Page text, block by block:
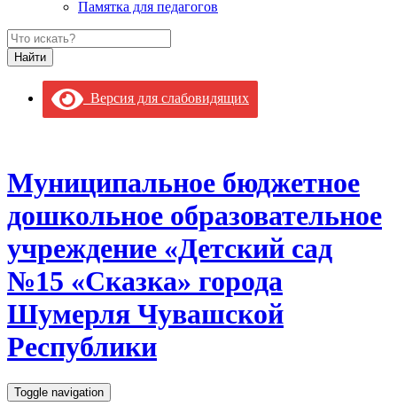
Памятка для педагогов
Версия для слабовидящих
Муниципальное бюджетное
дошкольное образовательное
учреждение «Детский сад
№15 «Сказка» города
Шумерля Чувашской
Республики
Toggle navigation